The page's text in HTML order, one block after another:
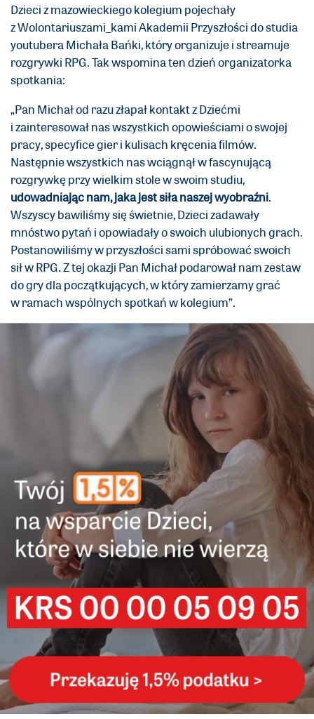
Dzieci z mazowieckiego kolegium pojechały
z Wolontariuszami_kami Akademii Przyszłości do studia
youtubera Michała Bańki, który organizuje i streamuje
rozgrywki RPG. Tak wspomina ten dzień organizatorka
spotkania:
„Pan Michał od razu złapał kontakt z Dziećmi
i zainteresował nas wszystkich opowieściami o swojej
pracy, specyfice gier i kulisach kręcenia filmów.
Następnie wszystkich nas wciągnął w fascynującą
rozgrywkę przy wielkim stole w swoim studiu,
udowadniając nam, jaka jest siła naszej wyobraźni.
Wszyscy bawiliśmy się świetnie, Dzieci zadawały
mnóstwo pytań i opowiadały o swoich ulubionych grach.
Postanowiliśmy w przyszłości sami spróbować swoich
sił w RPG. Z tej okazji Pan Michał podarował nam zestaw
do gry dla początkujących, w który zamierzamy grać
w ramach wspólnych spotkań w kolegium”.